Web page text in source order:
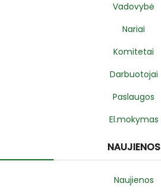
Vadovybė
Nariai
Komitetai
Darbuotojai
Paslaugos
El.mokymas
NAUJIENOS
Naujienos